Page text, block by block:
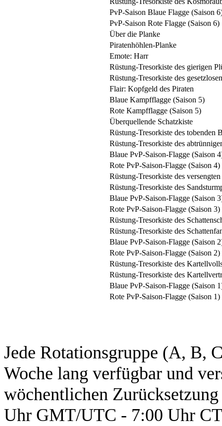
PvP-Saison Blaue Flagge (Saison
PvP-Saison Rote Flagge (Saison 6)
Über die Planke
Piratenhöhlen-Planke
Emote: Harr
Rüstung-Tresorkiste des gierigen
Rüstung-Tresorkiste des
Flair: Kopfgeld des Piraten
Blaue Kampfflagge (Saison 5)
Rote Kampfflagge (Saison 5)
Überquellende Schatzkiste
Rüstung-Tresorkiste des tobenden
Rüstung-Tresorkiste des
Blaue PvP-Saison-Flagge (Saison
Rote PvP-Saison-Flagge (Saison 4)
Rüstung-Tresorkiste des
Rüstung-Tresorkiste des
Blaue PvP-Saison-Flagge (Saison
Rote PvP-Saison-Flagge (Saison 3)
Rüstung-Tresorkiste des
Rüstung-Tresorkiste des
Blaue PvP-Saison-Flagge (Saison
Rote PvP-Saison-Flagge (Saison 2)
Rüstung-Tresorkiste des
Rüstung-Tresorkiste des
Blaue PvP-Saison-Flagge (Saison
Rote PvP-Saison-Flagge (Saison 1)
Jede Rotationsgruppe (A, B,
Woche lang verfügbar und
wöchentlichen
Uhr GMT/UTC - 7:00 Uhr